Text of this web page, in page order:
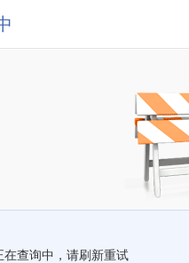
在查询中，请刷新重试